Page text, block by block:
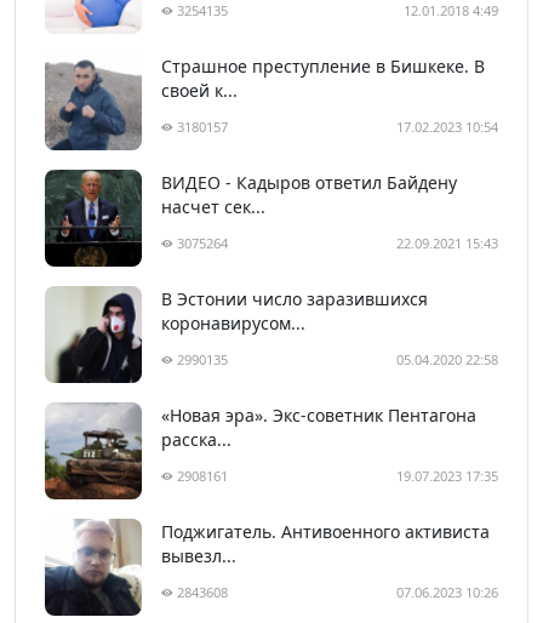
3254135 12.01.2018 4:49
Страшное преступление в Бишкеке. В
своей к...
3180157 17.02.2023 10:54
ВИДЕО - Кадыров ответил Байдену
насчет сек...
3075264 22.09.2021 15:43
В Эстонии число заразившихся
коронавирусом...
2990135 05.04.2020 22:58
«Новая эра». Экс-советник Пентагона
расска...
2908161 19.07.2023 17:35
Поджигатель. Антивоенного активиста
вывезл...
2843608 07.06.2023 10:26